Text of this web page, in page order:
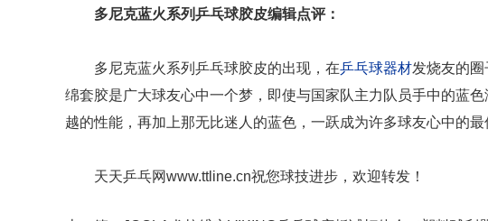
多尼克蓝火系列乒乓球胶皮编辑点评：
多尼克蓝火系列乒乓球胶皮的出现，在乒乓球器材发烧友的
绵套胶是广大球友心中一个梦，即使与国家队主力队员手中的蓝
越的性能，再加上那无比迷人的蓝色，一跃成为许多球友心中的最
天天乒乓网www.ttline.cn祝您球技进步，欢迎转发！